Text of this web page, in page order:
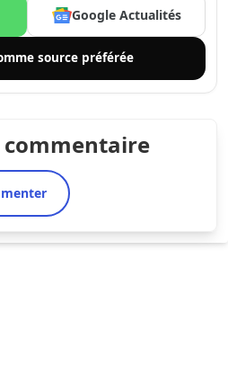
Google Actualités
source préférée
commentaire